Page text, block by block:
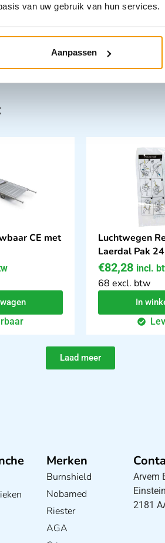
van uw gebruik van hun services.
Aanpassen
CE met
Luchtwegen
Laerdal Pak
€82,28 incl.
68 excl. btw
In
Laad meer
Merken
Burnshield
Nobamed
Riester
AGA
Arvem
2181